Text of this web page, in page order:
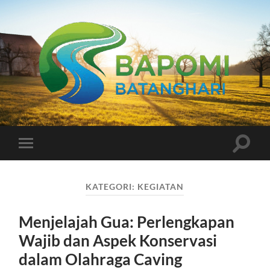
Bapomi
Batanghari
Toggle
mobile
Toggle
KATEGORI: KEGIATAN
Menjelajah Gua: Perlengkapan
Wajib dan Aspek Konservasi
dalam Olahraga Caving